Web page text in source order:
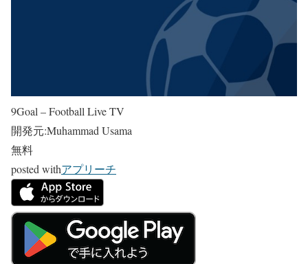
9Goal – Football Live TV
開発元:Muhammad Usama
無料
posted withアプリーチ